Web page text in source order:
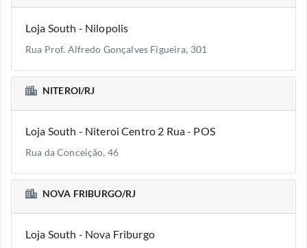
Loja South - Nilopolis
Rua Prof. Alfredo Gonçalves Figueira, 301
NITEROI/RJ
Loja South - Niteroi Centro 2 Rua - POS
Rua da Conceição, 46
NOVA FRIBURGO/RJ
Loja South - Nova Friburgo